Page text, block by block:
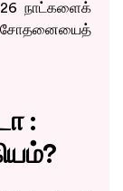
நாட்களைக்
சோதனையைத்
: